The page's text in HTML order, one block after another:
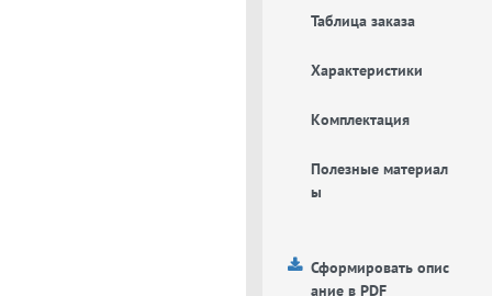
Таблица заказа
Характеристики
Комплектация
Полезные материал
ы
Сформировать опис
ание в PDF